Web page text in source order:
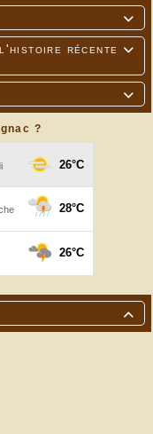


l'histoire récente

?
